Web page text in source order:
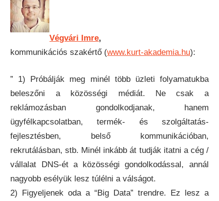
Végvári Imre,
kommunikációs szakértő (www.kurt-akademia.hu):
” 1) Próbálják meg minél több üzleti folyamatukba
beleszőni a közösségi médiát. Ne csak a
reklámozásban gondolkodjanak, hanem
ügyfélkapcsolatban, termék- és szolgáltatás-
fejlesztésben, belső kommunikációban,
rekrutálásban, stb. Minél inkább át tudják itatni a cég /
vállalat DNS-ét a közösségi gondolkodással, annál
nagyobb esélyük lesz túlélni a válságot.
2) Figyeljenek oda a “Big Data” trendre. Ez lesz a